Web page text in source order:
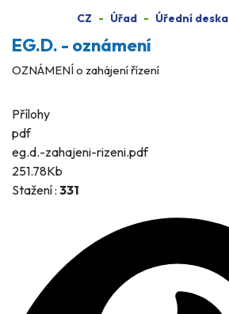
CZ Úřad Úřední deska
EG.D. - oznámení
OZNÁMENÍ o zahájení řízení
Přílohy
pdf
eg.d.-zahajeni-rizeni.pdf
251.78Kb
Stažení : 331